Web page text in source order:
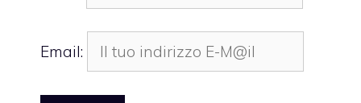
Email: